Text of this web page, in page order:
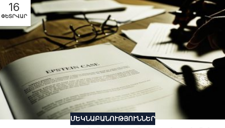
16
ՓԵՏՐՎԱՐ
ՄԵԿՆԱԲԱՆՈՒԹՅՈՒՆՆԵՐ